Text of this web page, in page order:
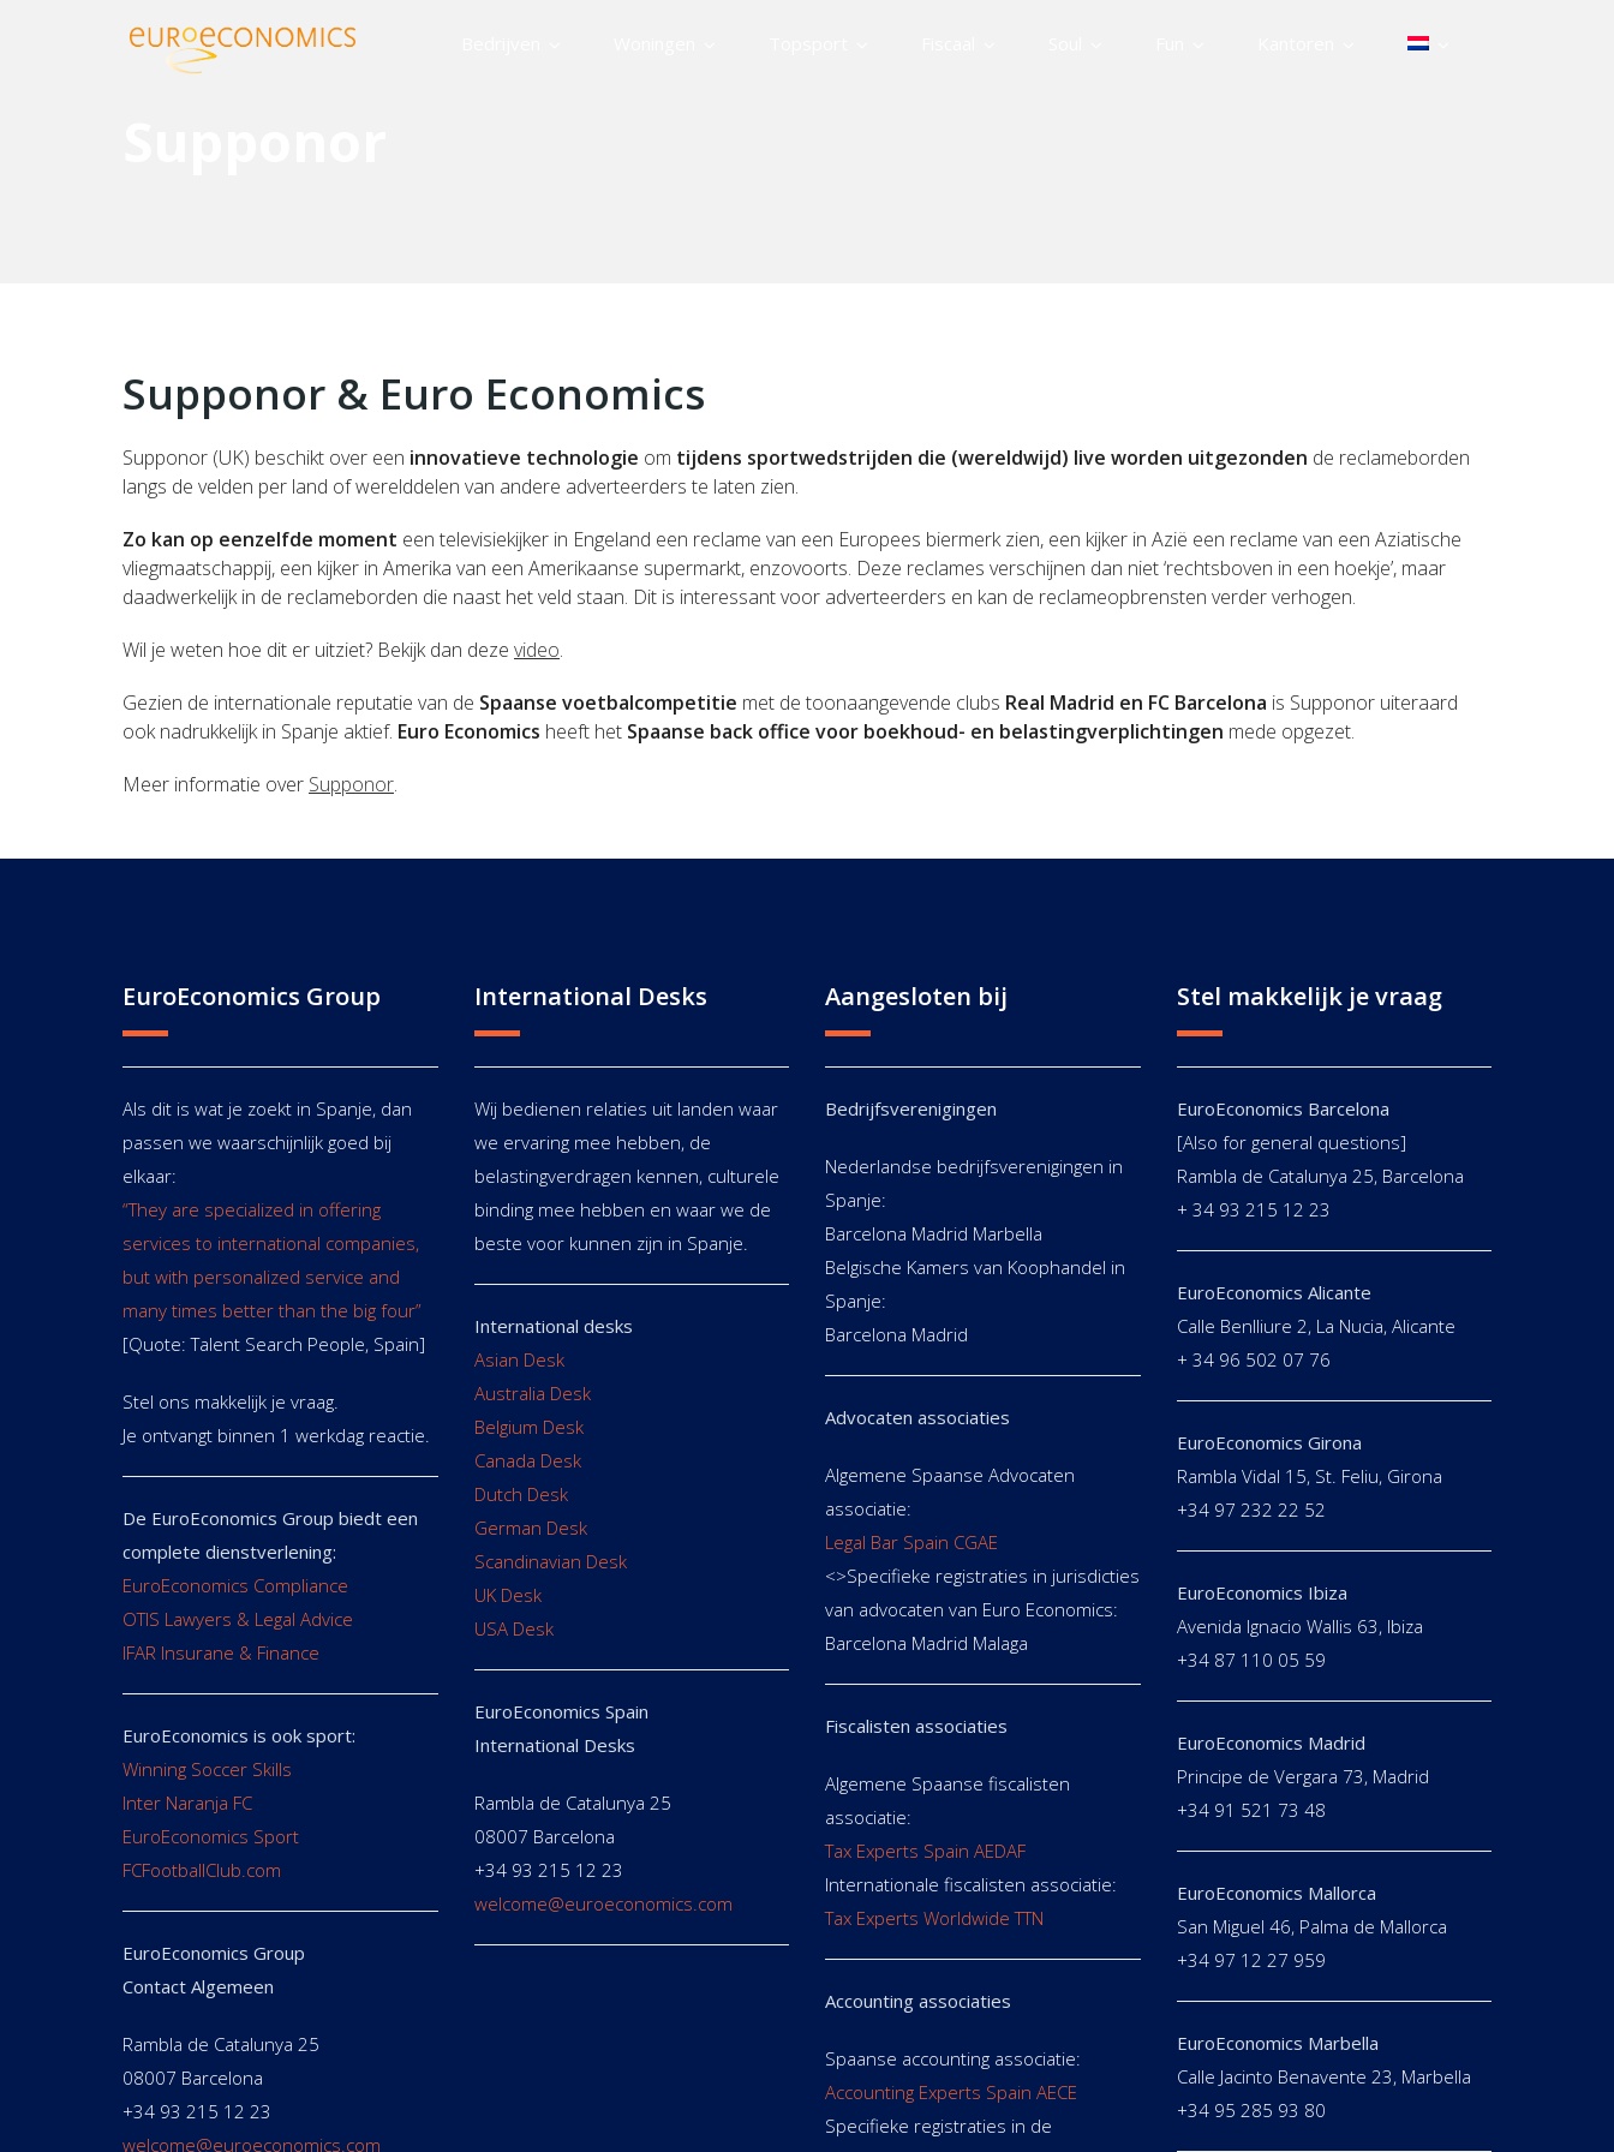
Supponor & Euro Economics
Supponor (UK) beschikt over een innovatieve technologie om tijdens sportwedstrijden die (wereldwijd) live worden uitgezonden de reclameborden
langs de velden per land of werelddelen van andere adverteerders te laten zien.
Zo kan op eenzelfde moment een televisiekijker in Engeland een reclame van een Europees biermerk zien, een kijker in Azië een reclame van een Aziatische
vliegmaatschappij, een kijker in Amerika van een Amerikaanse supermarkt, enzovoorts. Deze reclames verschijnen dan niet ‘rechtsboven in een hoekje’, maar
daadwerkelijk in de reclameborden die naast het veld staan. Dit is interessant voor adverteerders en kan de reclameopbrensten verder verhogen.
Wil je weten hoe dit er uitziet? Bekijk dan deze video.
Gezien de internationale reputatie van de Spaanse voetbalcompetitie met de toonaangevende clubs Real Madrid en FC Barcelona is Supponor uiteraard
ook nadrukkelijk in Spanje aktief. Euro Economics heeft het Spaanse back office voor boekhoud- en belastingverplichtingen mede opgezet.
Meer informatie over Supponor.
EuroEconomics Group
Als dit is wat je zoekt in Spanje, dan
passen we waarschijnlijk goed bij
elkaar:
“They are specialized in offering
services to international companies,
but with personalized service and
many times better than the big four”
[Quote: Talent Search People, Spain]
Stel ons makkelijk je vraag.
Je ontvangt binnen 1 werkdag reactie.
De EuroEconomics Group biedt een
complete dienstverlening:
EuroEconomics Compliance
OTIS Lawyers & Legal Advice
IFAR Insurane & Finance
EuroEconomics is ook sport:
Winning Soccer Skills
Inter Naranja FC
EuroEconomics Sport
FCFootballClub.com
EuroEconomics Group
Contact Algemeen
Rambla de Catalunya 25
08007 Barcelona
+34 93 215 12 23
welcome@euroeconomics.com
International Desks
Wij bedienen relaties uit landen waar
we ervaring mee hebben, de
belastingverdragen kennen, culturele
binding mee hebben en waar we de
beste voor kunnen zijn in Spanje.
International desks
Asian Desk
Australia Desk
Belgium Desk
Canada Desk
Dutch Desk
German Desk
Scandinavian Desk
UK Desk
USA Desk
EuroEconomics Spain
International Desks
Rambla de Catalunya 25
08007 Barcelona
+34 93 215 12 23
welcome@euroeconomics.com
Aangesloten bij
Bedrijfsverenigingen
Nederlandse bedrijfsverenigingen in
Spanje:
Barcelona Madrid Marbella
Belgische Kamers van Koophandel in
Spanje:
Barcelona Madrid
Advocaten associaties
Algemene Spaanse Advocaten
associatie:
Legal Bar Spain CGAE
<>Specifieke registraties in jurisdicties
van advocaten van Euro Economics:
Barcelona Madrid Malaga
Fiscalisten associaties
Algemene Spaanse fiscalisten
associatie:
Tax Experts Spain AEDAF
Internationale fiscalisten associatie:
Tax Experts Worldwide TTN
Accounting associaties
Spaanse accounting associatie:
Accounting Experts Spain AECE
Specifieke registraties in de
Stel makkelijk je vraag
EuroEconomics Barcelona
[Also for general questions]
Rambla de Catalunya 25, Barcelona
+ 34 93 215 12 23
EuroEconomics Alicante
Calle Benlliure 2, La Nucia, Alicante
+ 34 96 502 07 76
EuroEconomics Girona
Rambla Vidal 15, St. Feliu, Girona
+34 97 232 22 52
EuroEconomics Ibiza
Avenida Ignacio Wallis 63, Ibiza
+34 87 110 05 59
EuroEconomics Madrid
Principe de Vergara 73, Madrid
+34 91 521 73 48
EuroEconomics Mallorca
San Miguel 46, Palma de Mallorca
+34 97 12 27 959
EuroEconomics Marbella
Calle Jacinto Benavente 23, Marbella
+34 95 285 93 80